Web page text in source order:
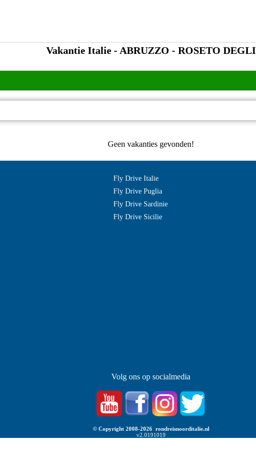
Vakantie Italie - ABRUZZO - ROSETO DEGLI
Geen vakanties gevonden!
Fly Drive Italie
Fly Drive Puglia
Fly Drive Sardinie
Fly Drive Sicilie
Volg ons op socialmedia
© Copyright 2008-2026 rondreisnoorditalie.nl
v2.0191019